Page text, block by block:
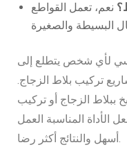
نعم، تعمل القواطع
لأي شخص يتطلع إلى
تركيب بلاط الزجاج.
ببلاط الزجاج أو تركيب
الأداة المناسبة العمل
أسهل والنتائج أكثر رضا.